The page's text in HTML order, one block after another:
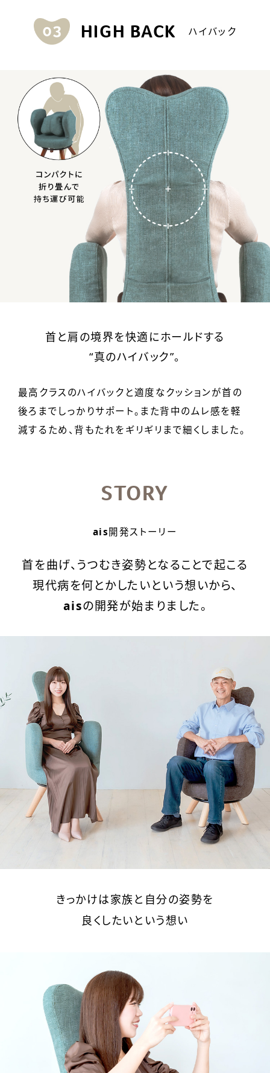
HIGH BACK ハイバック
首と肩の境界を快適にホールドする
“真のハイバック”。
最高クラスのハイバックと適度なクッションが首の
後ろまでしっかりサポート。また背中のムレ感を軽
減するため、背もたれをギリギリまで細くしました。
STORY
ais開発ストーリー
首を曲げ、うつむき姿勢となることで起こる
現代病を何とかしたいという想いから、
aisの開発が始まりました。
きっかけは家族と自分の姿勢を
良くしたいという想い